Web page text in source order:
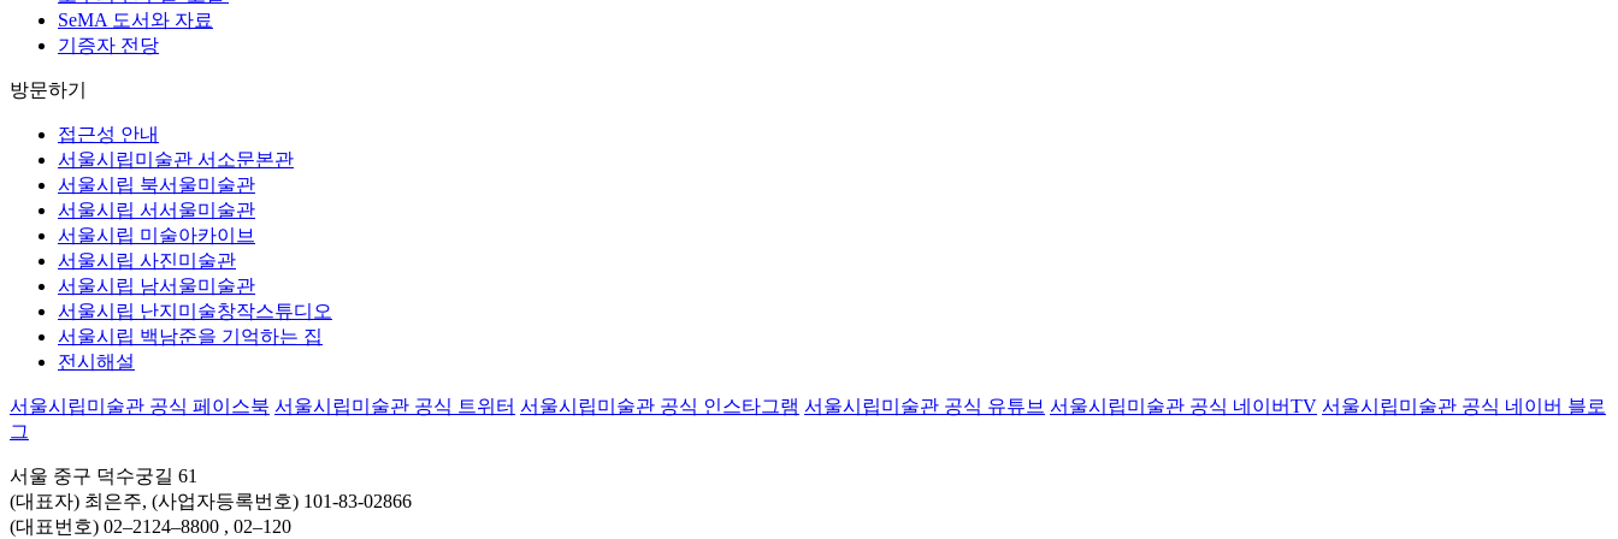
SeMA 도서와 자료
기증자 전당
방문하기
접근성 안내
서울시립미술관 서소문본관
서울시립 북서울미술관
서울시립 서서울미술관
서울시립 미술아카이브
서울시립 사진미술관
서울시립 남서울미술관
서울시립 난지미술창작스튜디오
서울시립 백남준을 기억하는 집
전시해설
서울시립미술관 공식 페이스북 서울시립미술관 공식 트위터 서울시립미술관 공식 인스타그램 서울시립미술관 공식 유튜브 서울시립미술관 공식 네이버TV 서울시립미술관 공식 네이버 블로
그
서울 중구 덕수궁길 61
(대표자) 최은주, (사업자등록번호) 101-83-02866
(대표번호) 02–2124–8800 , 02–120